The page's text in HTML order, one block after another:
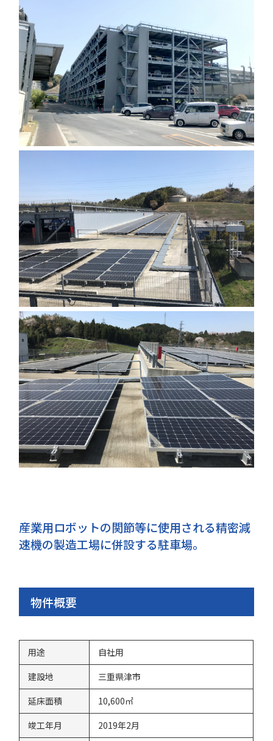
産業用ロボットの関節等に使用される精密減
速機の製造工場に併設する駐車場。
物件概要
用途
自社用
建設地
三重県津市
延床面積
10,600㎡
竣工年月
2019年2月